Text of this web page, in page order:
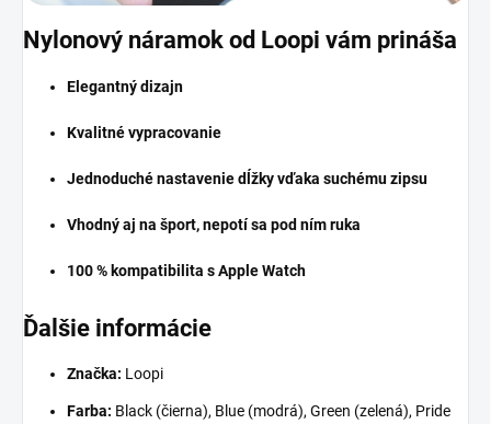
Nylonový náramok od Loopi vám prináša
Elegantný dizajn
Kvalitné vypracovanie
Jednoduché nastavenie dĺžky vďaka suchému zipsu
Vhodný aj na šport, nepotí sa pod ním ruka
100 % kompatibilita s Apple Watch
Ďalšie informácie
Značka: Loopi
Farba: Black (čierna), Blue (modrá), Green (zelená), Pride